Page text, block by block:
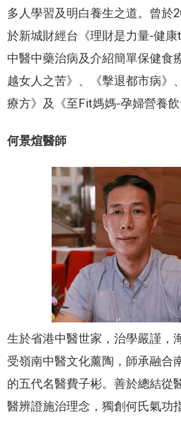
多人學習及明白養生之道。曾於
於新城財經台《理財是力量-健
中醫中藥治病及介紹簡單保健食
越女人之苦》、《擊退都市病》
療方》及《至Fit媽媽-孕婦營養飲
何景煊醫師
生於省港中醫世家，治學嚴謹，
受嶺南中醫文化薰陶，師承融合
的五代名醫費子彬。善於總結從
醫辨證施治理念，獨創何氏氣功